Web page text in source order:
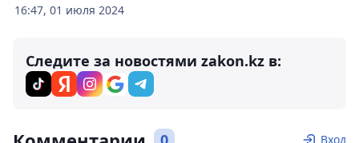
16:47, 01 июля 2024
Следите за новостями zakon.kz в:
Вход